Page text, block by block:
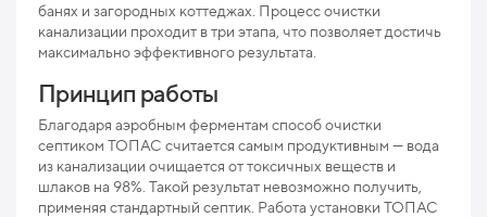
банях и загородных коттеджах. Процесс очистки
канализации проходит в три этапа, что позволяет достичь
максимально эффективного результата.
Принцип работы
Благодаря аэробным ферментам способ очистки
септиком ТОПАС считается самым продуктивным — вода
из канализации очищается от токсичных веществ и
шлаков на 98%. Такой результат невозможно получить,
применяя стандартный септик. Работа установки ТОПАС